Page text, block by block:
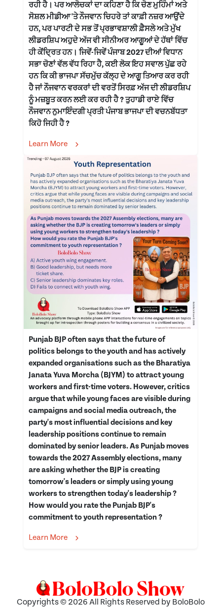
ਰਹੀ ਹੈ। ਪਰ ਆਲੋਚਕਾਂ ਦਾ ਕਹਿਣਾ ਹੈ ਕਿ ਚੋਣ ਮੁਹਿੰਮਾਂ ਅਤੇ
ਸੋਸ਼ਲ ਮੀਡੀਆ 'ਤੇ ਨੌਜਵਾਨ ਚਿਹਰੇ ਤਾਂ ਕਾਫ਼ੀ ਨਜ਼ਰ ਆਉਂਦੇ
ਹਨ, ਪਰ ਪਾਰਟੀ ਦੇ ਸਭ ਤੋਂ ਪ੍ਰਭਾਵਸ਼ਾਲੀ ਫ਼ੈਸਲੇ ਅਤੇ ਮੁੱਖ
ਲੀਡਰਸ਼ਿਪ ਅਹੁਦੇ ਅੱਜ ਵੀ ਸੀਨੀਅਰ ਆਗੂਆਂ ਦੇ ਹੱਥਾਂ ਵਿੱਚ
ਹੀ ਕੇਂਦ੍ਰਿਤ ਹਨ। ਜਿਵੇਂ-ਜਿਵੇਂ ਪੰਜਾਬ 2027 ਦੀਆਂ ਵਿਧਾਨ
ਸਭਾ ਚੋਣਾਂ ਵੱਲ ਵੱਧ ਰਿਹਾ ਹੈ, ਕਈ ਲੋਕ ਇਹ ਸਵਾਲ ਪੁੱਛ ਰਹੇ
ਹਨ ਕਿ ਕੀ ਭਾਜਪਾ ਸੱਚਮੁੱਚ ਕੱਲ੍ਹ ਦੇ ਆਗੂ ਤਿਆਰ ਕਰ ਰਹੀ
ਹੈ ਜਾਂ ਨੌਜਵਾਨ ਵਰਕਰਾਂ ਦੀ ਵਰਤੋਂ ਸਿਰਫ਼ ਅੱਜ ਦੀ ਲੀਡਰਸ਼ਿਪ
ਨੂੰ ਮਜ਼ਬੂਤ ਕਰਨ ਲਈ ਕਰ ਰਹੀ ਹੈ ? ਤੁਹਾਡੀ ਰਾਏ ਵਿੱਚ
ਨੌਜਵਾਨ ਨੁਮਾਇੰਦਗੀ ਪ੍ਰਤੀ ਪੰਜਾਬ ਭਾਜਪਾ ਦੀ ਵਚਨਬੱਧਤਾ
ਕਿਹੋ ਜਿਹੀ ਹੈ ?
Learn More
Punjab BJP often says that the future of
politics belongs to the youth and has actively
expanded organisations such as the Bharatiya
Janata Yuva Morcha (BJYM) to attract young
workers and first-time voters. However, critics
argue that while young faces are visible during
campaigns and social media outreach, the
party's most influential decisions and key
leadership positions continue to remain
dominated by senior leaders. As Punjab moves
towards the 2027 Assembly elections, many
are asking whether the BJP is creating
tomorrow's leaders or simply using young
workers to strengthen today's leadership ?
How would you rate the Punjab BJP's
commitment to youth representation ?
Learn More
Copyrights © 2026 All Rights Reserved by BoloBolo